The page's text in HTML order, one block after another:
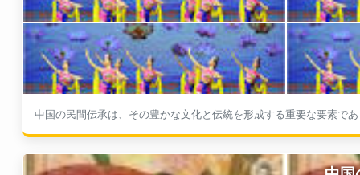
中国の民間伝承は、その豊かな文化と伝統を形成する重要な要素で
中国